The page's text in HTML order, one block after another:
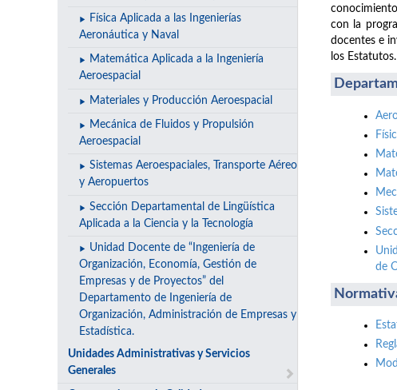
Física Aplicada a las Ingenierías
Aeronáutica y Naval
Matemática Aplicada a la Ingeniería
Aeroespacial
Materiales y Producción Aeroespacial
Mecánica de Fluidos y Propulsión
Aeroespacial
Sistemas Aeroespaciales, Transporte Aéreo
y Aeropuertos
Sección Departamental de Lingüística
Aplicada a la Ciencia y la Tecnología
Unidad Docente de “Ingeniería de
Organización, Economía, Gestión de
Empresas y de Proyectos” del
Departamento de Ingeniería de
Organización, Administración de Empresas y
Estadística.
Unidades Administrativas y Servicios
Generales
con la
docentes e
los Estatutos.
de